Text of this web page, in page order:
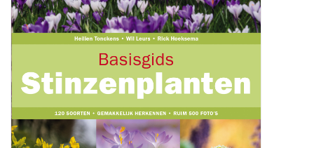
Overige producten
Advies
Onze tuinen!
Sterke Bollen Dagen